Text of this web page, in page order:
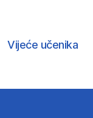
Vijeće učenika